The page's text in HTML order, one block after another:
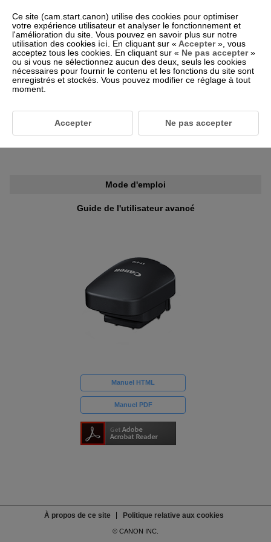
-- Sélectionner une région/un pays -- Français
Mode d'emploi
Guide de l'utilisateur avancé
Manuel HTML
Manuel PDF
À propos de ce site Politique relative aux cookies
© CANON INC.
Ce site (cam.start.canon) utilise des cookies pour optimiser
votre expérience utilisateur et analyser le fonctionnement et
l'amélioration du site. Vous pouvez en savoir plus sur notre
utilisation des cookies ici. En cliquant sur « Accepter », vous
acceptez tous les cookies. En cliquant sur « Ne pas accepter »
ou si vous ne sélectionnez aucun des deux, seuls les cookies
nécessaires pour fournir le contenu et les fonctions du site sont
enregistrés et stockés. Vous pouvez modifier ce réglage à tout
moment.
Accepter Ne pas accepter